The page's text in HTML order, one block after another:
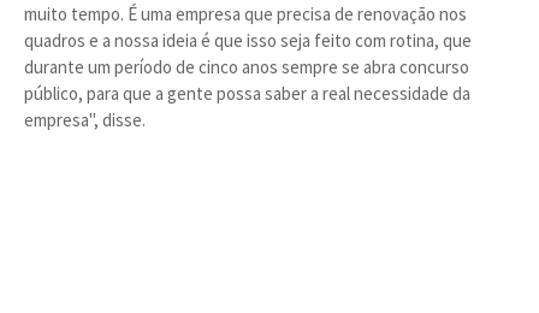
muito tempo. É uma empresa que precisa de renovação nos
quadros e a nossa ideia é que isso seja feito com rotina, que
durante um período de cinco anos sempre se abra concurso
público, para que a gente possa saber a real necessidade da
empresa", disse.